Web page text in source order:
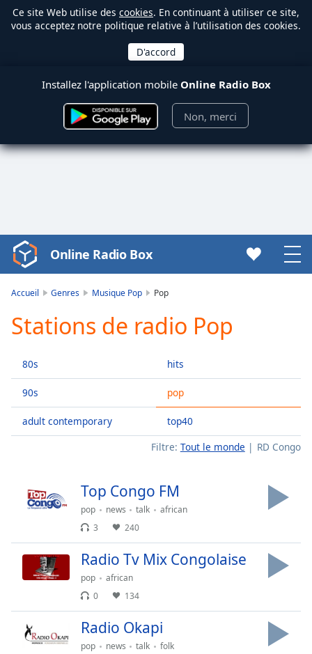
Ce site Web utilise des cookies. En continuant à utiliser ce site,
vous acceptez notre politique relative à l’utilisation des cookies.
Installez l'application mobile Online Radio Box
Non, merci
Video
Player
Play
Video
Skip
Skip
Mute
Current
Loaded:
0.00%
TypeLIVE
Seek to
currently
Remaining
Time-
Online Radio Box
Accueil Genres Musique Pop Pop
Stations de radio Pop
80s
90s
adult contemporary
hits
pop
top40
Filtre: Tout le monde RD Congo
Top Congo FM
pop news talk
african
3
240
Radio Tv Mix Congolaise
pop
african
0
134
Radio Okapi
pop news talk
folk